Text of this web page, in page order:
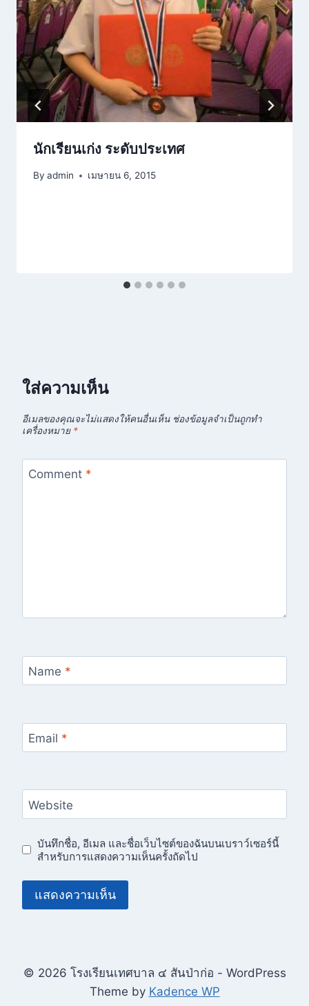
นักเรียนเก่ง ระดับประเทศ
By admin เมษายน 6, 2015
ใส่ความเห็น
อีเมลของคุณจะไม่แสดงให้คนอื่นเห็น ช่องข้อมูลจำเป็นถูกทำ
เครื่องหมาย *
Comment *
Name *
Email *
Website
บันทึกชื่อ, อีเมล และชื่อเว็บไซต์ของฉันบนเบราว์เซอร์นี้
สำหรับการแสดงความเห็นครั้งถัดไป
© 2026 โรงเรียนเทศบาล ๔ สันป่าก่อ - WordPress
Theme by Kadence WP